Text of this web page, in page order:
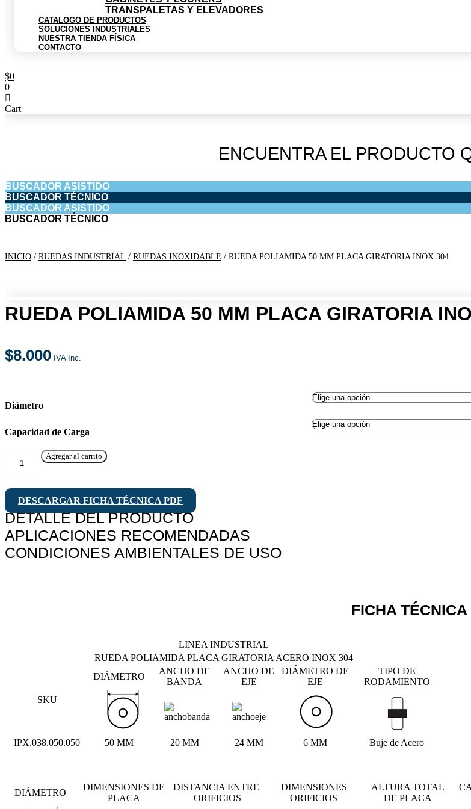
TRANSPALETAS Y ELEVADORES
CATALOGO DE PRODUCTOS
SOLUCIONES INDUSTRIALES
NUESTRA TIENDA FÍSICA
CONTACTO
$0
0
Cart
ENCUENTRA EL PRODUCTO
BUSCADOR ASISTIDO
BUSCADOR TÉCNICO
BUSCADOR ASISTIDO
BUSCADOR TÉCNICO
INICIO / RUEDAS INDUSTRIAL / RUEDAS INOXIDABLE / RUEDA POLIAMIDA 50 MM PLACA GIRATORIA INOX 304
RUEDA POLIAMIDA 50 MM PLACA GIRATORIA
$8.000
Diámetro
Capacidad de Carga
Rueda
Poliamida
50
mm
Placa
Giratoria
Inox
304
cantidad
Agregar al carrito
DESCARGAR FICHA TÉCNICA PDF
DETALLE DEL PRODUCTO
APLICACIONES RECOMENDADAS
CONDICIONES AMBIENTALES DE USO
FICHA TÉCNICA
LINEA INDUSTRIAL
RUEDA POLIAMIDA PLACA GIRATORIA ACERO INOX 304
SKU
DIÁMETRO
ANCHO DE
BANDA
ANCHO DE
EJE
DIÁMETRO DE
EJE
TIPO DE
RODAMIENTO
IPX.038.050.050 50 MM 20 MM 24 MM 6 MM Buje de Acero
DIÁMETRO
DIMENSIONES DE
PLACA
DISTANCIA ENTRE
ORIFICIOS
DIMENSIONES
ORIFICIOS
ALTURA TOTAL
DE PLACA